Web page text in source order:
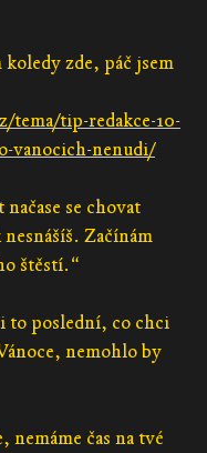
zde, páč jsem
tip-redakce-10-
vanocich-nenudi/
se chovat
Začínám
štěstí.“
to poslední, co chci
nemohlo by
nemáme čas na tvé